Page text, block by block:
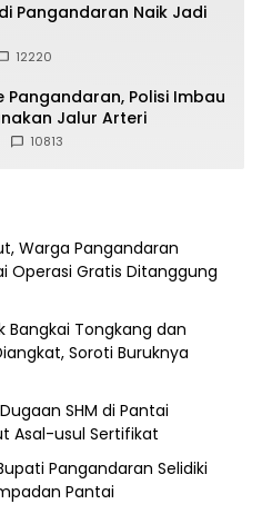
Pangandaran Naik Jadi
12220
Pangandaran, Polisi Imbau
Jalur Arteri
10813
Warga Pangandaran
Operasi Gratis Ditanggung
Bangkai Tongkang dan
Soroti Buruknya
SHM di Pantai
Asal-usul Sertifikat
Pangandaran Selidiki
Pantai